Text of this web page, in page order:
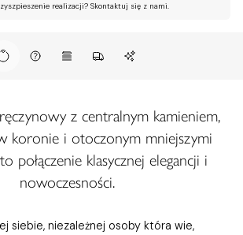
realizacji? Skontaktuj się z nami.
z centralnym kamieniem,
koronie i otoczonym mniejszymi
połączenie klasycznej elegancji i
nowoczesności.
siebie, niezależnej osoby która wie,